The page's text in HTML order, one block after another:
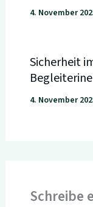
4. November
Sicherheit
4. November
Schreibe